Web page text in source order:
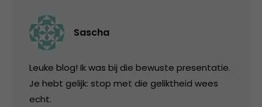
Sascha
Leuke blog! Ik was bij die bewuste presentatie.
Je hebt gelijk: stop met die geliktheid wees
echt.